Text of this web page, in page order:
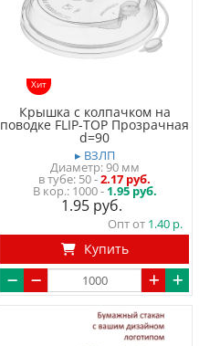
Хит
Крышка с колпачком на
поводке FLIP-TOP Прозрачная
d=90
▸ ВЗЛП
Диаметр: 90 мм
в тубе 50-2.17 руб.
1000 - 1.95 руб.
1.95
Опт от 1.40
Купить